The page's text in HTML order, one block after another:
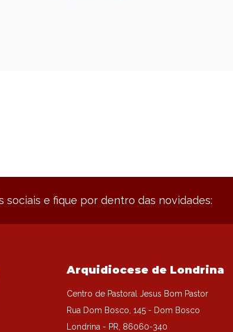
sociais e fique por dentro das novidades:
Arquidiocese de Londrina
Centro de Pastoral Jesus Bom Pastor
Rua Dom Bosco, 145 - Dom Bosco
Londrina - PR, 86060-340